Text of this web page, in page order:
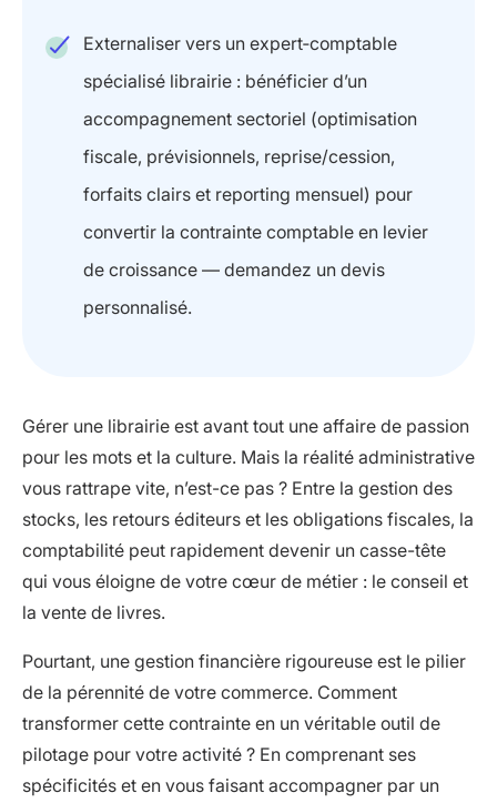
Externaliser vers un expert‑comptable
spécialisé librairie : bénéficier d’un
accompagnement sectoriel (optimisation
fiscale, prévisionnels, reprise/cession,
forfaits clairs et reporting mensuel) pour
convertir la contrainte comptable en levier
de croissance — demandez un devis
personnalisé.
Gérer une librairie est avant tout une affaire de passion
pour les mots et la culture. Mais la réalité administrative
vous rattrape vite, n’est-ce pas ? Entre la gestion des
stocks, les retours éditeurs et les obligations fiscales, la
comptabilité peut rapidement devenir un casse-tête
qui vous éloigne de votre cœur de métier : le conseil et
la vente de livres.
Pourtant, une gestion financière rigoureuse est le pilier
de la pérennité de votre commerce. Comment
transformer cette contrainte en un véritable outil de
pilotage pour votre activité ? En comprenant ses
spécificités et en vous faisant accompagner par un